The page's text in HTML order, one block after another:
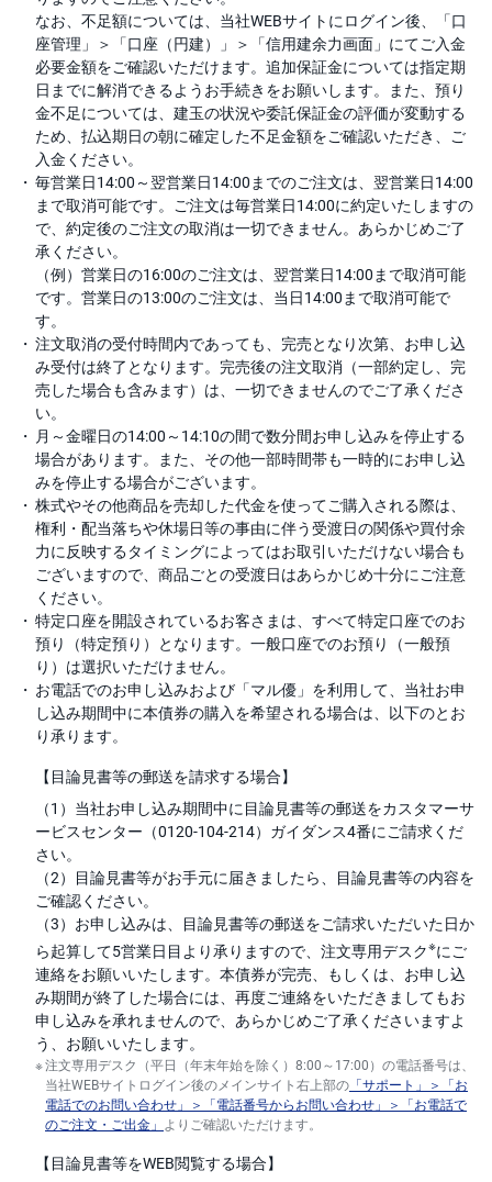
なお、不足額については、 当社WEBサイトにログイン後、
「口
座管理」＞「口座（円建）」＞「信用建余力画面」にてご入金
必要金額をご確認いただけます。追加保証金については指定期
日までに解消できるようお手続きをお願いします。また、預り
金不足については、建玉の状況や委託保証金の評価が変動する
ため、払込期日の朝に確定した不足金額をご確認いただき、ご
入金ください。
毎営業日14:00～翌営業日14:00までのご注文は、翌営業日14:00
まで取消可能です。ご注文は毎営業日14:00に約定いたしますの
で、約定後のご注文の取消は一切できません。あらかじめご了
承ください。
（例）営業日の16:00のご注文は、翌営業日14:00まで取消可能
です。営業日の13:00のご注文は、当日14:00まで取消可能で
す。
注文取消の受付時間内であっても、完売となり次第、お申し込
み受付は終了となります。完売後の注文取消（一部約定し、完
売した場合も含みます）は、一切できませんのでご了承くださ
い。
月～金曜日の14:00～14:10の間で数分間お申し込みを停止する
場合があります。また、その他一部時間帯も一時的にお申し込
みを停止する場合がございます。
株式やその他商品を売却した代金を使ってご購入される際は、
権利・配当落ちや休場日等の事由に伴う受渡日の関係や買付余
力に反映するタイミングによってはお取引いただけない場合も
ございますので、商品ごとの受渡日はあらかじめ十分にご注意
ください。
特定口座を開設されているお客さまは、すべて特定口座でのお
預り（特定預り）となります。一般口座でのお預り（一般預
り）は選択いただけません。
お電話でのお申し込みおよび「マル優」を利用して、当社お申
し込み期間中に本債券の購入を希望される場合は、以下のとお
り承ります。
【目論見書等の郵送を請求する場合】
（1）当社お申し込み期間中に目論見書等の郵送をカスタマーサ
ービスセンター（0120-104-214）ガイダンス4番にご請求くだ
さい。
（2）目論見書等がお手元に届きましたら、目論見書等の内容を
ご確認ください。
（3）お申し込みは、目論見書等の郵送をご請求いただいた日か
ら起算して5営業日目より承りますので、注文専用デスク※にご
連絡をお願いいたします。本債券が完売、もしくは、お申し込
み期間が終了した場合には、再度ご連絡をいただきましてもお
申し込みを承れませんので、あらかじめご了承くださいますよ
う、お願いいたします。
注文専用デスク（平日（年末年始を除く）8:00～17:00）の電話番号は、
当社WEBサイトログイン後のメインサイト右上部の 「サポート」＞「お
電話でのお問い合わせ」＞「電話番号からお問い合わせ」＞「お電話で
のご注文・ご出金」 よりご確認いただけます。
【目論見書等をWEB閲覧する場合】